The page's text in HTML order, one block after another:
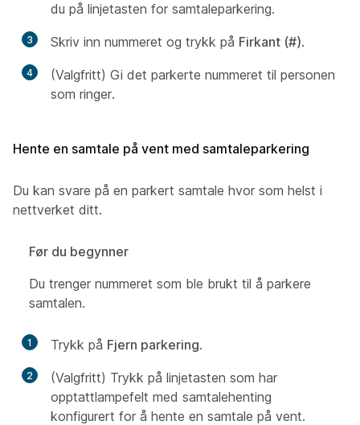
du på linjetasten for samtaleparkering.
3 Skriv inn nummeret og trykk på Firkant (#).
4
(Valgfritt) Gi det parkerte nummeret til personen
som ringer.
Hente en samtale på vent med samtaleparkering
Du kan svare på en parkert samtale hvor som helst i
nettverket ditt.
Før du begynner
Du trenger nummeret som ble brukt til å parkere
samtalen.
1 Trykk på Fjern parkering.
2
(Valgfritt) Trykk på linjetasten som har
opptattlampefelt med samtalehenting
konfigurert for å hente en samtale på vent.